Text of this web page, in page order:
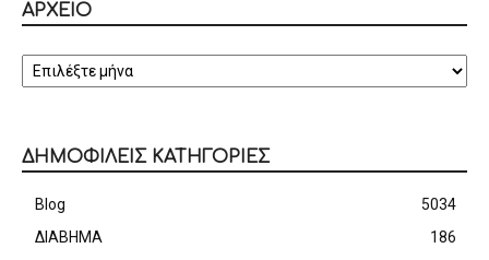
ΑΡΧΕΙΟ
ΑΡΧΕΙΟ
ΔΗΜΟΦΙΛΕΙΣ ΚΑΤΗΓΟΡΙΕΣ
Blog
5034
ΔΙΑΒΗΜΑ
186